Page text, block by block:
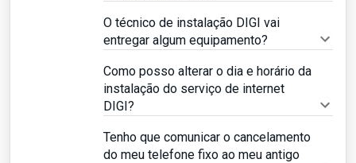
O técnico de instalação DIGI vai
entregar algum equipamento?
Como posso alterar o dia e horário da
instalação do serviço de internet
DIGI?
Tenho que comunicar o cancelamento
do meu telefone fixo ao meu antigo